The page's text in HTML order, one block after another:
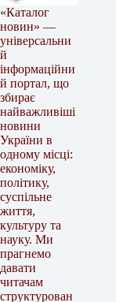
«Каталог
новин» —
універсальни
й
інформаційни
й портал, що
збирає
найважливіші
новини
України в
одному місці:
економіку,
політику,
суспільне
життя,
культуру та
науку. Ми
прагнемо
давати
читачам
структурован